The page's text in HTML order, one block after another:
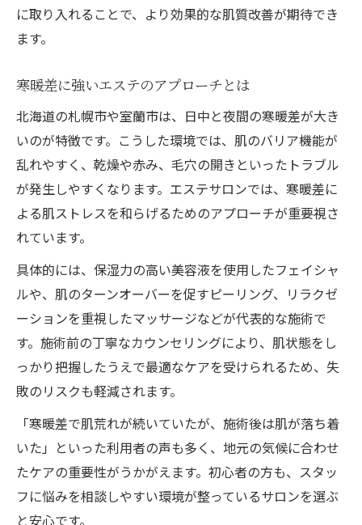
に取り入れることで、より効果的な肌質改善が期待でき
ます。
寒暖差に強いエステのアプローチとは
北海道の札幌市や室蘭市は、日中と夜間の寒暖差が大き
いのが特徴です。こうした環境では、肌のバリア機能が
乱れやすく、乾燥や赤み、毛穴の開きといったトラブル
が発生しやすくなります。エステサロンでは、寒暖差に
よる肌ストレスを和らげるためのアプローチが重要視さ
れています。
具体的には、保湿力の高い美容液を使用したフェイシャ
ルや、肌のターンオーバーを促すピーリング、リラクゼ
ーションを重視したマッサージなどが代表的な施術で
す。施術前の丁寧なカウンセリングにより、肌状態をし
っかり把握したうえで最適なケアを受けられるため、失
敗のリスクも軽減されます。
「寒暖差で肌荒れが続いていたが、施術後は肌が落ち着
いた」といった利用者の声も多く、地元の気候に合わせ
たケアの重要性がうかがえます。初心者の方も、スタッ
フに悩みを相談しやすい環境が整っているサロンを選ぶ
と安心です。